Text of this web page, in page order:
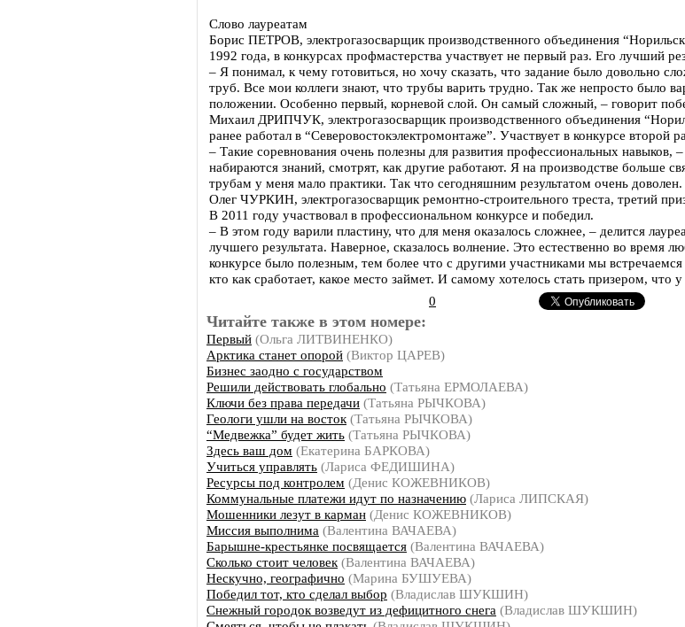
Слово лауреатам
Борис ПЕТРОВ, электрогазосварщик производственного объединения
1992 года, в конкурсах профмастерства участвует не первый раз. Его лучший
– Я понимал, к чему готовиться, но хочу сказать, что задание было довольно
труб. Все мои коллеги знают, что трубы варить трудно. Так же непросто было
положении. Особенно первый, корневой слой. Он самый сложный, – говорит
Михаил ДРИПЧУК, электрогазосварщик производственного объединения
ранее работал в “Северовостокэлектромонтаже”. Участвует в конкурсе второй
– Такие соревнования очень полезны для развития профессиональных навыков,
набираются знаний, смотрят, как другие работают. Я на производстве больше
трубам у меня мало практики. Так что сегодняшним результатом очень доволен.
Олег ЧУРКИН, электрогазосварщик ремонтно-строительного треста, третий
В 2011 году участвовал в профессиональном конкурсе и победил.
– В этом году варили пластину, что для меня оказалось сложнее, – делится
лучшего результата. Наверное, сказалось волнение. Это естественно во время
конкурсе было полезным, тем более что с другими участниками мы
кто как сработает, какое место займет. И самому хотелось стать призером, что
0
Читайте также в этом номере:
Первый (Ольга ЛИТВИНЕНКО)
Арктика станет опорой (Виктор ЦАРЕВ)
Бизнес заодно с государством
Решили действовать глобально (Татьяна ЕРМОЛАЕВА)
Ключи без права передачи (Татьяна РЫЧКОВА)
Геологи ушли на восток (Татьяна РЫЧКОВА)
“Медвежка” будет жить (Татьяна РЫЧКОВА)
Здесь ваш дом (Екатерина БАРКОВА)
Учиться управлять (Лариса ФЕДИШИНА)
Ресурсы под контролем (Денис КОЖЕВНИКОВ)
Коммунальные платежи идут по назначению (Лариса ЛИПСКАЯ)
Мошенники лезут в карман (Денис КОЖЕВНИКОВ)
Миссия выполнима (Валентина ВАЧАЕВА)
Барышне-крестьянке посвящается (Валентина ВАЧАЕВА)
Сколько стоит человек (Валентина ВАЧАЕВА)
Нескучно, географично (Марина БУШУЕВА)
Победил тот, кто сделал выбор (Владислав ШУКШИН)
Снежный городок возведут из дефицитного снега (Владислав ШУКШИН)